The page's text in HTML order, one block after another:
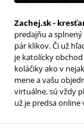
Zachej.sk -
predajňu a
pár klikov. Či už
je katolícky
koláčiky ako v
mene a vašu
virtuálne, sú vždy
už je predsa online